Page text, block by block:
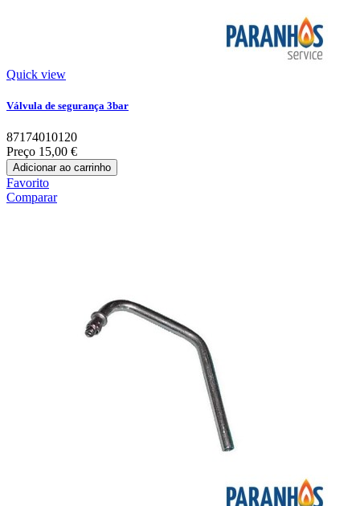
Quick view
Válvula de segurança 3bar
87174010120
Preço 15,00 €
Adicionar ao carrinho
Favorito
Comparar